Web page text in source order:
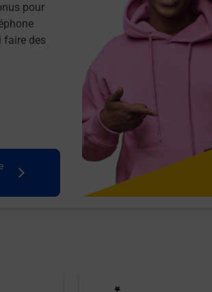
pour
faire des